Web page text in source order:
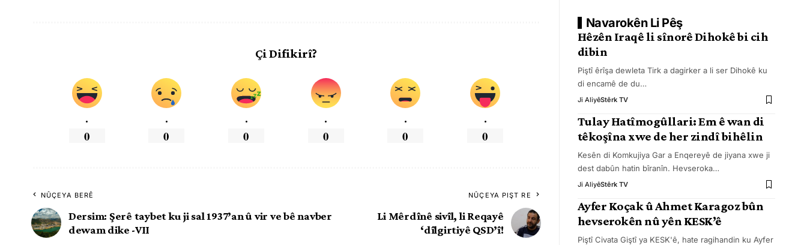
Çi Difikirî?
.
0
.
0
.
0
.
0
.
0
.
0
NÛÇEYA BERÊ
Dersim: Şerê taybet ku ji sal 1937’an û vir ve bê navber
dewam dike -VII
NÛÇEYA PIŞT RE
Li Mêrdînê sivîl, li Reqayê
‘dîlgirtiyê QSD’î!
Navarokên Li Pêş
Hêzên Iraqê li sînorê Dihokê bi cih
dibin
Piştî êrîşa dewleta Tirk a dagirker a li ser Dihokê ku
di encamê de du…
Ji AliyêStêrk TV
Tulay Hatîmogûllari: Em ê wan di
têkoşîna xwe de her zindî bihêlin
Kesên di Komkujiya Gar a Enqereyê de jiyana xwe ji
dest dabûn hatin bîranîn. Hevseroka…
Ji AliyêStêrk TV
Ayfer Koçak û Ahmet Karagoz bûn
hevserokên nû yên KESK’ê
Piştî Civata Giştî ya KESK'ê, hate ragihandin ku Ayfer